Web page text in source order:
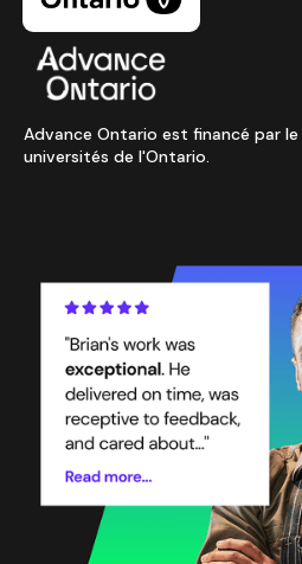
Advance Ontario est financé par
universités de l'Ontario.